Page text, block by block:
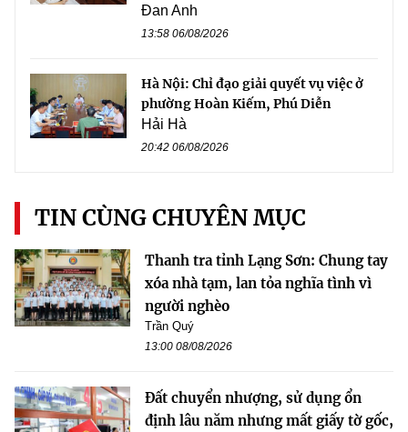
Đan Anh
13:58 06/08/2026
Hà Nội: Chỉ đạo giải quyết vụ việc ở
phường Hoàn Kiếm, Phú Diễn
Hải Hà
20:42 06/08/2026
TIN CÙNG CHUYÊN MỤC
Thanh tra tỉnh Lạng Sơn: Chung tay
xóa nhà tạm, lan tỏa nghĩa tình vì
người nghèo
Trần Quý
13:00 08/08/2026
Đất chuyển nhượng, sử dụng ổn
định lâu năm nhưng mất giấy tờ gốc,